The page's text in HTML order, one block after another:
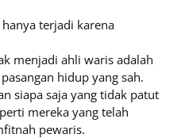
hanya terjadi karena
menjadi ahli waris adalah
hidup yang sah.
siapa saja yang tidak patut
mereka yang telah
pewaris.